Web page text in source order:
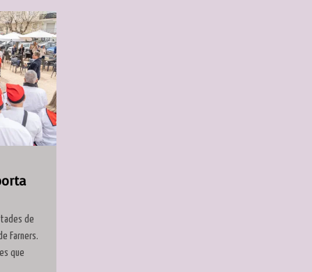
de
Farners.
que